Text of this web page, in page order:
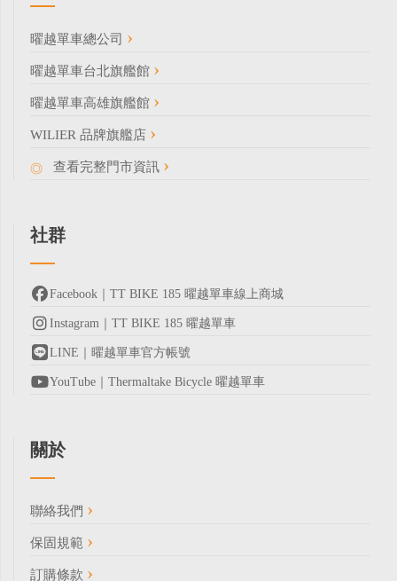
曜越單車總公司
曜越單車台北旗艦館
曜越單車高雄旗艦館
WILIER 品牌旗艦店
查看完整門市資訊
社群
Facebook｜TT BIKE 185 曜越單車線上商城
Instagram｜TT BIKE 185 曜越單車
LINE｜曜越單車官方帳號
YouTube｜Thermaltake Bicycle 曜越單車
關於
聯絡我們
保固規範
訂購條款